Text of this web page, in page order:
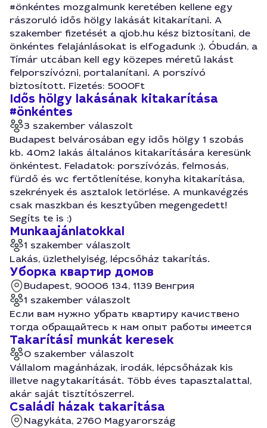
#önkéntes mozgalmunk keretében kellene egy
rászoruló idős hölgy lakását kitakarítani. A
szakember fizetését a qjob.hu kész biztosítani, de
önkéntes felajánlásokat is elfogadunk :). Óbudán, a
Tímár utcában kell egy közepes méretű lakást
felporszívózni, portalanítani. A porszívó
biztosított. Fizetés: 5000Ft
Idős hölgy lakásának kitakarítása
#önkéntes
3 szakember válaszolt
Budapest belvárosában egy idős hölgy 1 szobás
kb. 40m2 lakás általános kitakarítására keresünk
önkéntest. Feladatok: porszívózás, felmosás,
fürdő és wc fertőtlenítése, konyha kitakarítása,
szekrények és asztalok letörlése. A munkavégzés
csak maszkban és kesztyűben megengedett!
Segíts te is :)
Munkaajánlatokkal
1 szakember válaszolt
Lakás, üzlethelyiség, lépcsőház takarítás.
Уборка квартир домов
Budapest, 90006 134, 1139 Венгрия
1 szakember válaszolt
Если вам нужно убрать квартиру качиствено
тогда обращайтесь к нам опыт работы имеется
Takarítási munkát keresek
0 szakember válaszolt
Vállalom magánházak, irodák, lépcsőházak kis
illetve nagytakarítását. Több éves tapasztalattal,
akár saját tisztítószerrel.
Családi házak takaritása
Nagykáta, 2760 Magyarország